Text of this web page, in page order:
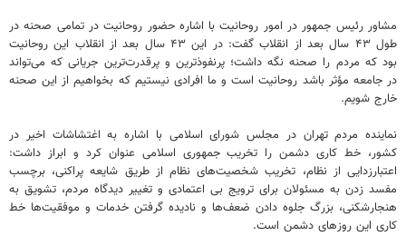
مشاور رئیس جمهور در امور روحانیت با اشاره حضور روحانیت در تمامی صحنه در
طول ۴۳ سال بعد از انقلاب گفت: در این ۴۳ سال بعد از انقلاب این روحانیت
بود که مردم را صحنه نگه داشت؛ پرنفوذترین و پرقدرت‌ترین جریانی که می‌تواند
در جامعه مؤثر باشد روحانیت است و ما افرادی نیستیم که بخواهیم از این صحنه
خارج شویم.
نماینده مردم تهران در مجلس شورای اسلامی با اشاره به اغتشاشات اخیر در
کشور، خط کاری دشمن را تخریب جمهوری اسلامی عنوان کرد و ابراز داشت:
اعتبارزدایی از نظام، تخریب شخصیت‌های نظام از طریق شایعه پراکنی، برچسب
مفسد زدن به مسئولان برای ترویج بی اعتمادی و تغییر دیدگاه مردم، تشویق به
هنجارشکنی، بزرگ جلوه دادن ضعف‌ها و نادیده گرفتن خدمات و موفقیت‌ها خط
کاری این روزهای دشمن است.